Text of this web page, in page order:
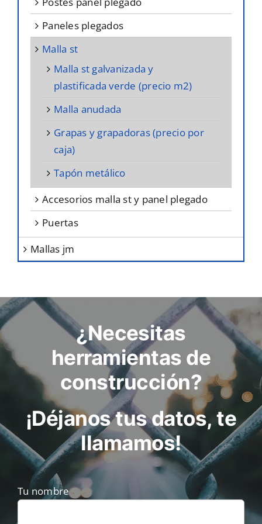
paneles plegados
malla st
malla st galvanizada y
plastificada verde (precio m2)
malla anudada
grapas y grapadoras (precio por
caja)
tapón metálico
accesorios malla st y panel plegado
puertas
mallas jm
¿Necesitas
herramientas de
construcción?
¡Déjanos tus datos, te
llamamos!
Tu nombre